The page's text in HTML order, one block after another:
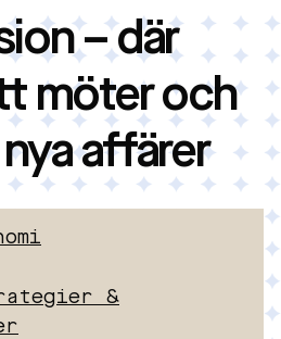
– där
möter och
affärer
&